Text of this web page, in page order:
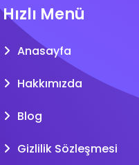
Hızlı Menü
Anasayfa
Hakkımızda
Blog
Gizlilik Sözleşmesi